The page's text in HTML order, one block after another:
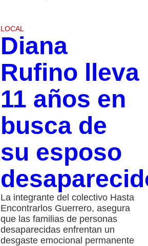
LOCAL
Diana
Rufino lleva
11 años en
busca de
su esposo
La integrante del colectivo Hasta
Encontrarlos Guerrero, asegura
que las familias de personas
desaparecidas enfrentan un
desgaste emocional permanente